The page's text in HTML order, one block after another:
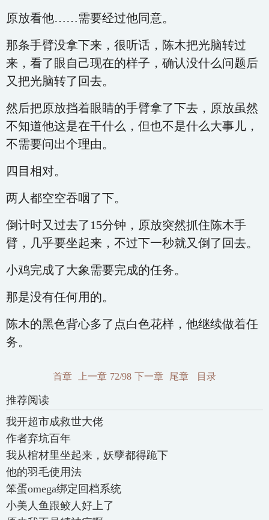
原放看他……需要经过他同意。
那条手臂没拿下来，很听话，陈木把光脑转过
来，看了眼自己现在的样子，确认没什么问题后
又把光脑转了回去。
然后把原放挡着眼睛的手臂拿了下去，原放虽然
不知道他这是在干什么，但也不是什么大事儿，
不需要问出个理由。
四目相对。
两人都空空吞咽了下。
倒计时又过去了15分钟，原放突然抓住陈木手
臂，几乎要坐起来，不过下一秒就又倒了回去。
小鸡完成了大象需要完成的任务。
那是没有任何用的。
陈木的黑色背心多了点白色花样，他继续做着任
务。
首章 上一章 72/98 下一章 尾章 目录
推荐阅读
我开超市成救世大佬
作者弃坑百年
我从棺材里坐起来，妖孽都得跪下
他的羽毛使用法
笨蛋omega绑定回档系统
小美人鱼跟鲛人好上了